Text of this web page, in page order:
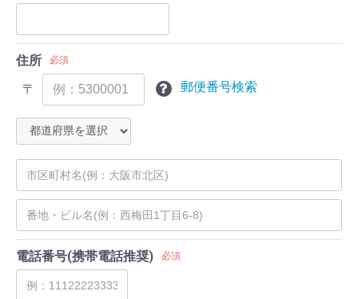
住所 必須
〒 郵便番号検索
電話番号(携帯電話推奨) 必須